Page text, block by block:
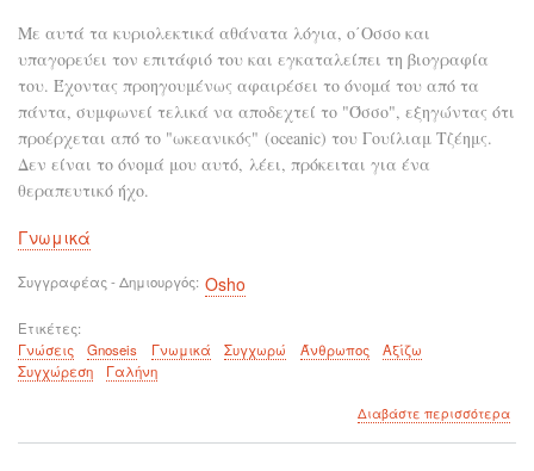
Με αυτά τα κυριολεκτικά αθάνατα λόγια, ο΄Οσσο και
υπαγορεύει τον επιτάφιό του και εγκαταλείπει τη βιογραφία
του. Έχοντας προηγουμένως αφαιρέσει το όνομά του από τα
πάντα, συμφωνεί τελικά να αποδεχτεί τo "Όσσο", εξηγώντας ότι
προέρχεται από το "ωκεανικός" (oceanic) του Γουίλιαμ Τζέημς.
Δεν είναι το όνομά μου αυτό, λέει, πρόκειται για ένα
θεραπευτικό ήχο.
Γνωμικά
Συγγραφέας - Δημιουργός Osho
Ετικέτες
Γνώσεις
Gnoseis Γνωμικά Συγχωρώ Άνθρωπος
Αξίζω
Συγχώρεση
Γαλήνη
Διαβάστε περισσότεραγια